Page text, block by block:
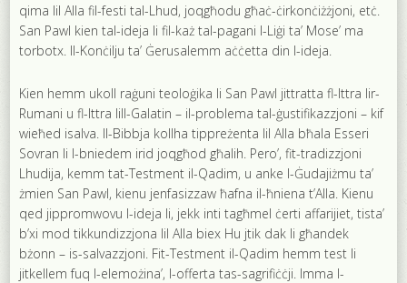
qima lil Alla fil-festi tal-Lhud, joqgħodu għaċ-ċirkonċiżżjoni, etċ.
San Pawl kien tal-ideja li fil-każ tal-pagani l-Liġi ta’ Mose’ ma
torbotx. Il-Konċilju ta’ Ġerusalemm aċċetta din l-ideja.
Kien hemm ukoll raġuni teoloġika li San Pawl jittratta fl-Ittra lir-
Rumani u fl-Ittra lill-Galatin – il-problema tal-ġustifikazzjoni – kif
wieħed isalva. Il-Bibbja kollha tippreżenta lil Alla bħala Esseri
Sovran li l-bniedem irid joqgħod għalih. Pero’, fit-tradizzjoni
Lhudija, kemm tat-Testment il-Qadim, u anke l-Ġudajiżmu ta’
żmien San Pawl, kienu jenfasizzaw ħafna il-ħniena t’Alla. Kienu
qed jippromwovu l-ideja li, jekk inti tagħmel ċerti affarijiet, tista’
b’xi mod tikkundizzjona lil Alla biex Hu jtik dak li għandek
bżonn – is-salvazzjoni. Fit-Testment il-Qadim hemm test li
jitkellem fuq l-elemożina’, l-offerta tas-sagrifiċċji. Imma l-